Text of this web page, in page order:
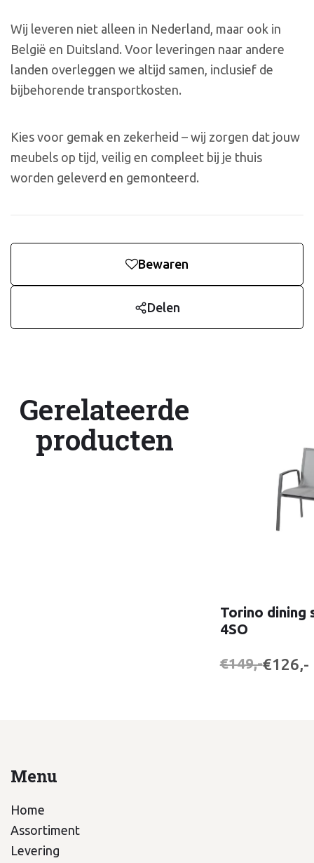
Wij leveren niet alleen in Nederland, maar ook in
België en Duitsland. Voor leveringen naar andere
landen overleggen we altijd samen, inclusief de
bijbehorende transportkosten.
Kies voor gemak en zekerheid – wij zorgen dat jouw
meubels op tijd, veilig en compleet bij je thuis
worden geleverd en gemonteerd.
Bewaren
Delen
Gerelateerde
producten
Torino dining
4SO
€149,-€126,-
Menu
Home
Assortiment
Levering